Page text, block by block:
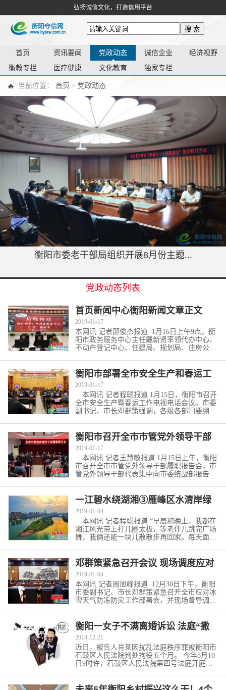
弘扬诚信文化，打造信用平台
搜 索
首页 资讯要闻 党政动态 诚信企业 经济视野
衡教专栏 医疗健康 文化教育 独家专栏
当前位置： 首页 > 党政动态
衡阳市委老干部局组织开展8月份主题...
党政动态列表
首页新闻中心衡阳新闻文章正文
12345热线问政：市
2019-01-17
本网讯 记者邵俊杰报道 1月16日上午9点，衡
阳市政务服务中心主任戴新贤率领代办中心、
不动产登记中心、住建局、规划局、住房公积
衡阳市部署全市安全生产和春运工
作 织牢安全之
2019-01-17
本网讯 记者程聪报道 1月15日，衡阳市召开
全市安全生产暨春运工作电视电话会议。市委
副书记、市长邓群策强调，各级各部门要绷紧
衡阳市召开全市市管党外领导干部
年度履职报告
2019-01-17
本网讯 记者王慧敏报道 1月15日上午，衡阳
市召开全市市管党外领导干部履职报告会，市
管党外领导干部代表集中向市委统战部报告年
一江碧水绕湖湘③雁峰区水清岸绿
勾勒幸福画卷
2019-01-04
本网讯 记者程聪报道 “早晨和晚上，我都在
湘江风光带上打几圈太极，等老伴儿跳完广场
舞，我俩还能一块儿散散步再回家。每天面对
邓群策紧急召开会议 现场调度应对
雨雪冰冻天气
2019-01-04
本网讯 记者周旭峰报道 12月30日下午，衡阳
市委副书记、市长邓群策紧急召开全市应对冰
雪天气防冻防灾工作部署会，并现场督导调度
衡阳一女子不满离婚诉讼 法庭“撒
泼”获刑
2018-12-21
近日，被告人肖某因扰乱法庭秩序罪被衡阳市
石鼓区人民法院判处拘役五个月。 今年8月10
日9时许，石鼓区人民法院第四号法庭开庭审